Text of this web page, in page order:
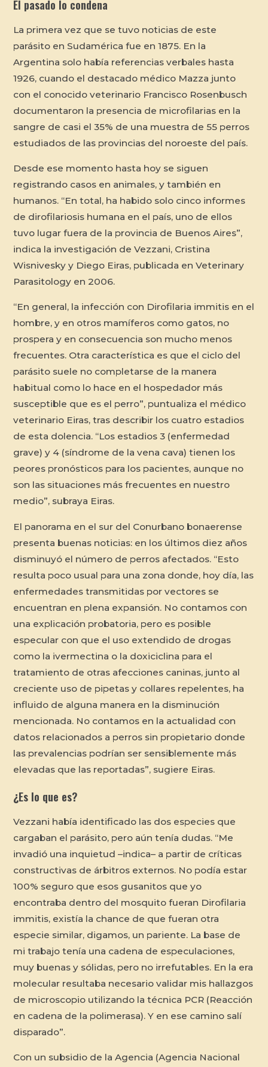
El pasado lo condena
La primera vez que se tuvo noticias de este
parásito en Sudamérica fue en 1875. En la
Argentina solo había referencias verbales hasta
1926, cuando el destacado médico Mazza junto
con el conocido veterinario Francisco Rosenbusch
documentaron la presencia de microfilarias en la
sangre de casi el 35% de una muestra de 55 perros
estudiados de las provincias del noroeste del país.
Desde ese momento hasta hoy se siguen
registrando casos en animales, y también en
humanos. “En total, ha habido solo cinco informes
de dirofilariosis humana en el país, uno de ellos
tuvo lugar fuera de la provincia de Buenos Aires”,
indica la investigación de Vezzani, Cristina
Wisnivesky y Diego Eiras, publicada enVeterinary
Parasitology en 2006.
“En general, la infección con Dirofilaria immitis en el
hombre, y en otros mamíferos como gatos, no
prospera y en consecuencia son mucho menos
frecuentes. Otra característica es que el ciclo del
parásito suele no completarse de la manera
habitual como lo hace en el hospedador más
susceptible que es el perro”, puntualiza el médico
veterinario Eiras, tras describir los cuatro estadios
de esta dolencia. “Los estadios 3 (enfermedad
grave) y 4 (síndrome de la vena cava) tienen los
peores pronósticos para los pacientes, aunque no
son las situaciones más frecuentes en nuestro
medio”, subraya Eiras.
El panorama en el sur del Conurbano bonaerense
presenta buenas noticias: en los últimos diez años
disminuyó el número de perros afectados. “Esto
resulta poco usual para una zona donde, hoy día, las
enfermedades transmitidas por vectores se
encuentran en plena expansión. No contamos con
una explicación probatoria, pero es posible
especular con que el uso extendido de drogas
como la ivermectina o la doxiciclina para el
tratamiento de otras afecciones caninas, junto al
creciente uso de pipetas y collares repelentes, ha
influido de alguna manera en la disminución
mencionada. No contamos en la actualidad con
datos relacionados a perros sin propietario donde
las prevalencias podrían ser sensiblemente más
elevadas que las reportadas”, sugiere Eiras.
¿Es lo que es?
Vezzani había identificado las dos especies que
cargaban el parásito, pero aún tenía dudas. “Me
invadió una inquietud –indica– a partir de críticas
constructivas de árbitros externos. No podía estar
100% seguro que esos gusanitos que yo
encontraba dentro del mosquito fueran Dirofilaria
immitis, existía la chance de que fueran otra
especie similar, digamos, un pariente. La base de
mi trabajo tenía una cadena de especulaciones,
muy buenas y sólidas, pero no irrefutables. En la era
molecular resultaba necesario validar mis hallazgos
de microscopio utilizando la técnica PCR (Reacción
en cadena de la polimerasa). Y en ese camino salí
disparado”.
Con un subsidio de la Agencia (Agencia Nacional